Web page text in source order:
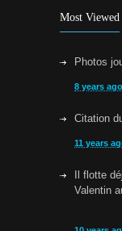
Most Viewed
Photos
8 years ago
Citation
11 years
Il flotte
Valentin